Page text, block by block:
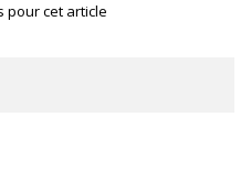
pour cet article